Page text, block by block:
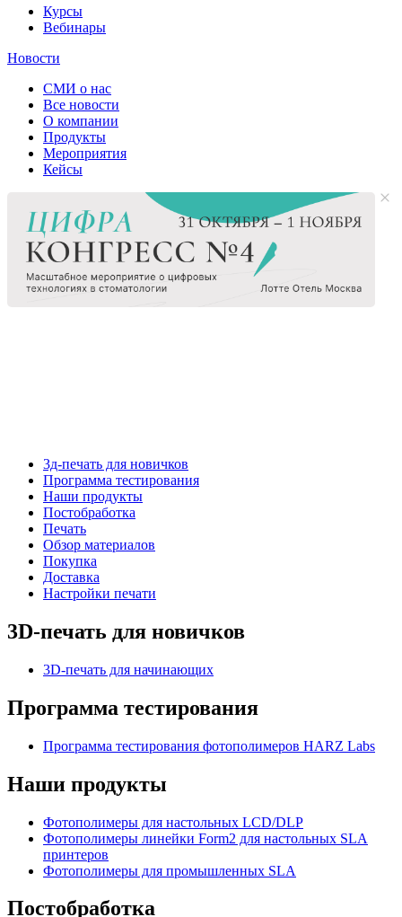
Курсы
Вебинары
Новости
СМИ о нас
Все новости
О компании
Продукты
Мероприятия
Кейсы
3д-печать для новичков
Программа тестирования
Наши продукты
Постобработка
Печать
Обзор материалов
Покупка
Доставка
Настройки печати
3D-печать для новичков
3D-печать для начинающих
Программа тестирования
Программа тестирования фотополимеров HARZ Labs
Наши продукты
Фотополимеры для настольных LCD/DLP
Фотополимеры линейки Form2 для настольных SLA
принтеров
Фотополимеры для промышленных SLA
Постобработка